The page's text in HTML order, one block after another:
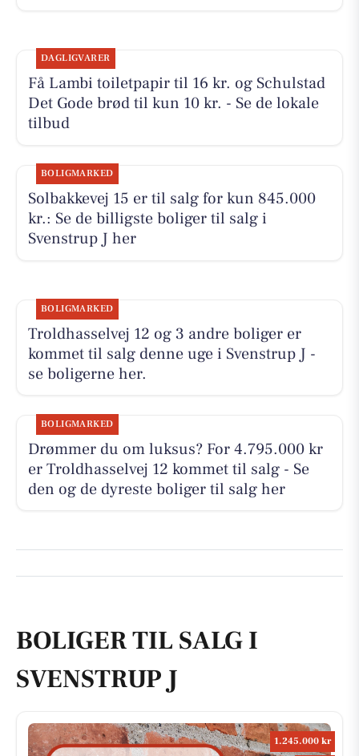
DAGLIGVARER
Få Lambi toiletpapir til 16 kr. og Schulstad
Det Gode brød til kun 10 kr. - Se de lokale
tilbud
BOLIGMARKED
Solbakkevej 15 er til salg for kun 845.000
kr.: Se de billigste boliger til salg i
Svenstrup J her
BOLIGMARKED
Troldhasselvej 12 og 3 andre boliger er
kommet til salg denne uge i Svenstrup J -
se boligerne her.
BOLIGMARKED
Drømmer du om luksus? For 4.795.000 kr
er Troldhasselvej 12 kommet til salg - Se
den og de dyreste boliger til salg her
BOLIGER TIL SALG I
SVENSTRUP J
1.245.000 kr